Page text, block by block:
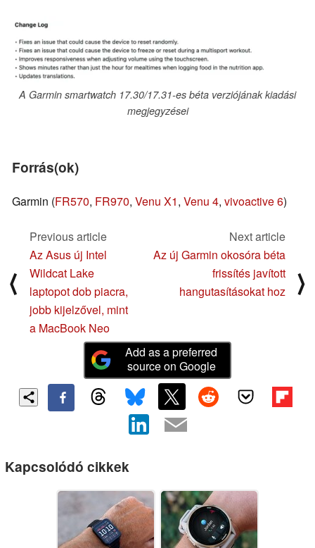
A Garmin smartwatch 17.30/17.31-es béta verziójának kiadási
megjegyzései
Forrás(ok)
Garmin (FR570, FR970, Venu X1, Venu 4, vivoactive 6)
⟨
Previous article
Az Asus új Intel
Wildcat Lake
laptopot dob piacra,
jobb kijelzővel, mint
a MacBook Neo
Next article
Az új Garmin okosóra béta
frissítés javított
hangutasításokat hoz
⟩
Add as a preferred
source on Google
Kapcsolódó cikkek